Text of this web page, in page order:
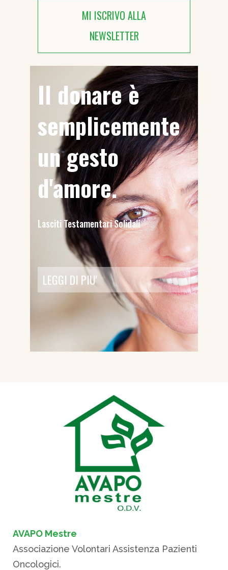
MI ISCRIVO ALLA
NEWSLETTER
Il donare è
semplicemente
un gesto
d'amore.
Lasciti Testamentari Solidali
LEGGI DI PIU'
AVAPO Mestre
Associazione Volontari Assistenza Pazienti
Oncologici.